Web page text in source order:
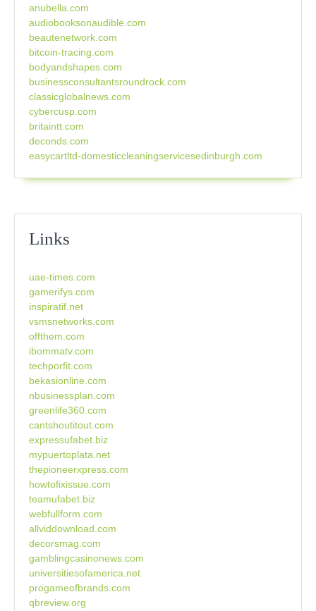
anubella.com
audiobooksonaudible.com
beautenetwork.com
bitcoin-tracing.com
bodyandshapes.com
businessconsultantsroundrock.com
classicglobalnews.com
cybercusp.com
britaintt.com
deconds.com
easycartltd-domesticcleaningservicesedinburgh.com
Links
uae-times.com
gamerifys.com
inspiratif.net
vsmsnetworks.com
offthem.com
ibommatv.com
techporfit.com
bekasionline.com
nbusinessplan.com
greenlife360.com
cantshoutitout.com
expressufabet.biz
mypuertoplata.net
thepioneerxpress.com
howtofixissue.com
teamufabet.biz
webfullform.com
allviddownload.com
decorsmag.com
gamblingcasinonews.com
universitiesofamerica.net
progameofbrands.com
qbreview.org